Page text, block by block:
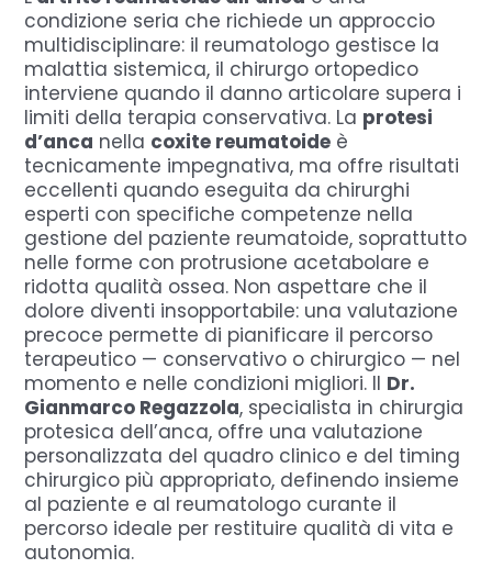
condizione seria che richiede un approccio
multidisciplinare: il reumatologo gestisce la
malattia sistemica, il chirurgo ortopedico
interviene quando il danno articolare supera i
limiti della terapia conservativa. La protesi
d’anca nella coxite reumatoide è
tecnicamente impegnativa, ma offre risultati
eccellenti quando eseguita da chirurghi
esperti con specifiche competenze nella
gestione del paziente reumatoide, soprattutto
nelle forme con protrusione acetabolare e
ridotta qualità ossea. Non aspettare che il
dolore diventi insopportabile: una valutazione
precoce permette di pianificare il percorso
terapeutico — conservativo o chirurgico — nel
momento e nelle condizioni migliori. Il Dr.
Gianmarco Regazzola, specialista in chirurgia
protesica dell’anca, offre una valutazione
personalizzata del quadro clinico e del timing
chirurgico più appropriato, definendo insieme
al paziente e al reumatologo curante il
percorso ideale per restituire qualità di vita e
autonomia.